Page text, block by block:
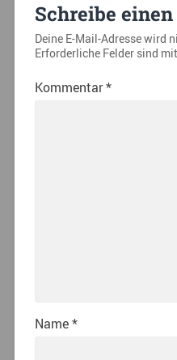
Schreibe
Deine E-Mail-Adresse wird
Erforderliche Felder sind mit
Kommentar*
Name*